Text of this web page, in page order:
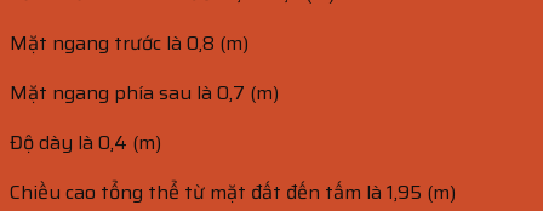
Mặt ngang trước là 0,8 (m)
Mặt ngang phía sau là 0,7 (m)
Độ dày là 0,4 (m)
Chiều cao tổng thể từ mặt đất đến tấm là 1,95 (m)